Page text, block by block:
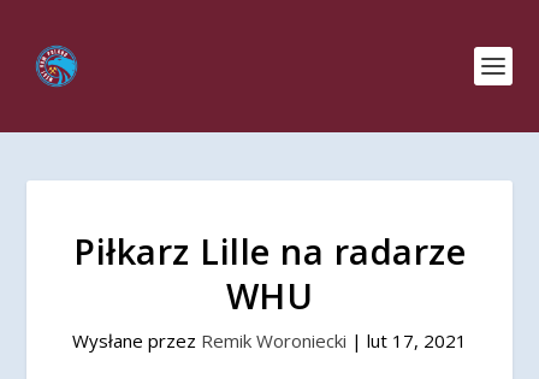
Piłkarz Lille na radarze
WHU
Wysłane przez Remik Woroniecki | lut 17, 2021